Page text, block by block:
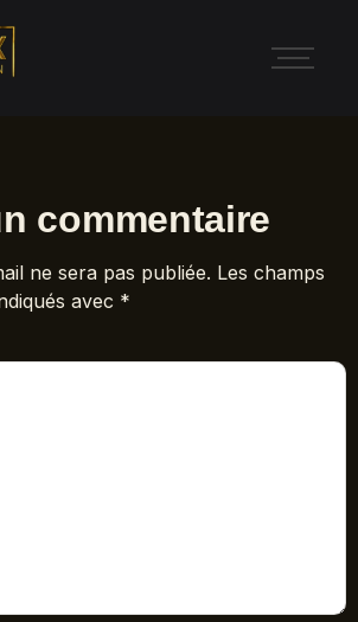
commentaire
ne sera pas publiée. Les champs
avec *